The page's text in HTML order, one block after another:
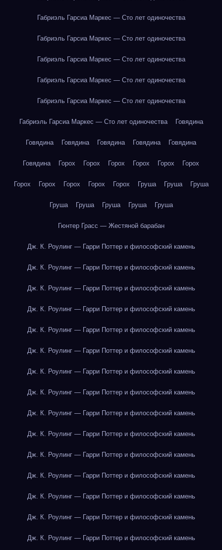
Габриэль Гарсиа Маркес — Сто лет одиночества
Габриэль Гарсиа Маркес — Сто лет одиночества
Габриэль Гарсиа Маркес — Сто лет одиночества
Габриэль Гарсиа Маркес — Сто лет одиночества
Габриэль Гарсиа Маркес — Сто лет одиночества
Габриэль Гарсиа Маркес — Сто лет одиночества Говядина
Говядина Говядина Говядина Говядина Говядина
Говядина Горох Горох Горох Горох Горох Горох
Горох Горох Горох Горох Горох Груша Груша Груша
Груша Груша Груша Груша Груша
Гюнтер Грасс — Жестяной барабан
Дж. К. Роулинг — Гарри Поттер и философский камень
Дж. К. Роулинг — Гарри Поттер и философский камень
Дж. К. Роулинг — Гарри Поттер и философский камень
Дж. К. Роулинг — Гарри Поттер и философский камень
Дж. К. Роулинг — Гарри Поттер и философский камень
Дж. К. Роулинг — Гарри Поттер и философский камень
Дж. К. Роулинг — Гарри Поттер и философский камень
Дж. К. Роулинг — Гарри Поттер и философский камень
Дж. К. Роулинг — Гарри Поттер и философский камень
Дж. К. Роулинг — Гарри Поттер и философский камень
Дж. К. Роулинг — Гарри Поттер и философский камень
Дж. К. Роулинг — Гарри Поттер и философский камень
Дж. К. Роулинг — Гарри Поттер и философский камень
Дж. К. Роулинг — Гарри Поттер и философский камень
Дж. К. Роулинг — Гарри Поттер и философский камень